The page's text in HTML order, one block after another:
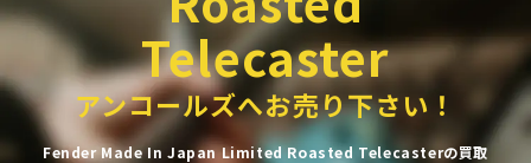
Telecaster
アンコールズへお売り下さい！
Fender Made In Japan Limited Roasted Telecasterの買取